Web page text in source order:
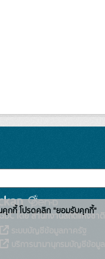
โดย สำนักงานสถิติแห่งชาติ
คุกกี้ โปรดคลิก "ยอมรับคุกกี้"